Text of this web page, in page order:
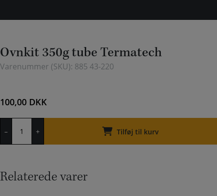
Ovnkit 350g tube Termatech
Varenummer (SKU): 885 43-220
100,00 DKK
–
350g
+ Tilføj til kurv
Relaterede varer